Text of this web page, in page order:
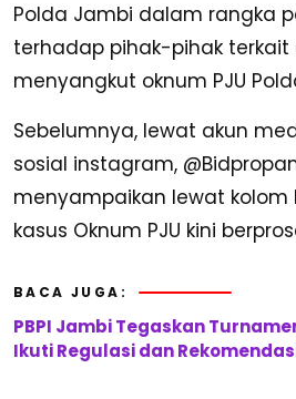
Polda Jambi dalam rangka
terhadap pihak-pihak
menyangkut oknum PJU
Sebelumnya, lewat akun
sosial instagram,
menyampaikan lewat
kasus Oknum PJU kini
BACA JUGA:
PBPI Jambi Tegaskan
Ikuti Regulasi dan